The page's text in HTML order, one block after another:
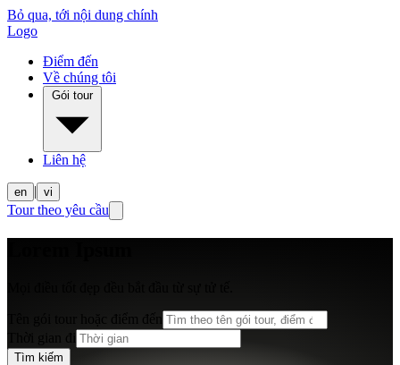
Bỏ qua, tới nội dung chính
Logo
Điểm đến
Về chúng tôi
Gói tour
Liên hệ
en | vi
Tour theo yêu cầu
Tên gói tour hoặc điểm đến
Tìm kiếm